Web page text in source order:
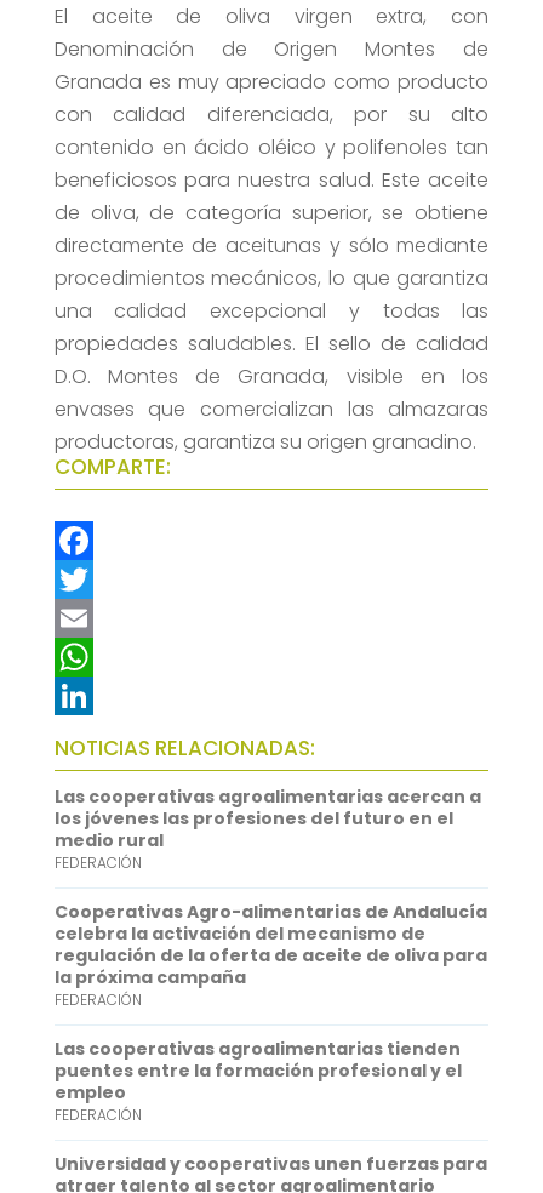
El aceite de oliva virgen extra, con
Denominación de Origen Montes de
Granada es muy apreciado como producto
con calidad diferenciada, por su alto
contenido en ácido oléico y polifenoles tan
beneficiosos para nuestra salud. Este aceite
de oliva, de categoría superior, se obtiene
directamente de aceitunas y sólo mediante
procedimientos mecánicos, lo que garantiza
una calidad excepcional y todas las
propiedades saludables. El sello de calidad
D.O. Montes de Granada, visible en los
envases que comercializan las almazaras
productoras, garantiza su origen granadino.
COMPARTE:
F
a
c
e
b
o
o
k
T
w
t
t
e
r
E
m
a
i
l
W
h
a
t
s
A
p
p
L
i
n
k
e
d
I
n
NOTICIAS RELACIONADAS:
Las cooperativas agroalimentarias acercan a
los jóvenes las profesiones del futuro en el
medio rural
FEDERACIÓN
Cooperativas Agro-alimentarias de Andalucía
celebra la activación del mecanismo de
regulación de la oferta de aceite de oliva para
la próxima campaña
FEDERACIÓN
Las cooperativas agroalimentarias tienden
puentes entre la formación profesional y el
empleo
FEDERACIÓN
Universidad y cooperativas unen fuerzas para
atraer talento al sector agroalimentario